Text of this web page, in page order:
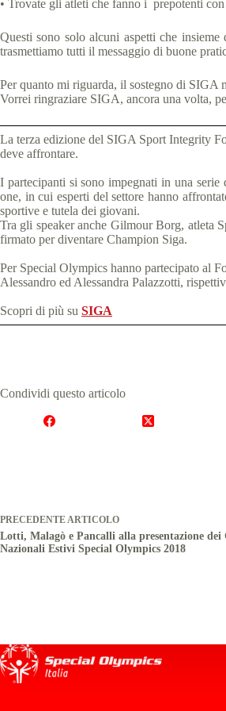
• Trovate gli atleti che fanno i prepotenti
Questi sono solo alcuni aspetti che
trasmettiamo tutti il ​​messaggio di buone
Per quanto mi riguarda, il sostegno di SIGA
Vorrei ringraziare SIGA, ancora una volta,
La terza edizione del SIGA Sport Integrity
deve affrontare.
I partecipanti si sono impegnati in una serie
one, in cui esperti del settore hanno
sportive e tutela dei giovani.
Tra gli speaker anche Gilmour Borg, atleta
firmato per diventare Champion Siga.
Per Special Olympics hanno partecipato al
Alessandro ed Alessandra Palazzotti,
Scopri di più su SIGA
Condividi questo articolo
PRECEDENTEARTICOLO
Lotti, Malagò e Pancalli alla presentazione dei
Nazionali Estivi Special Olympics 2018